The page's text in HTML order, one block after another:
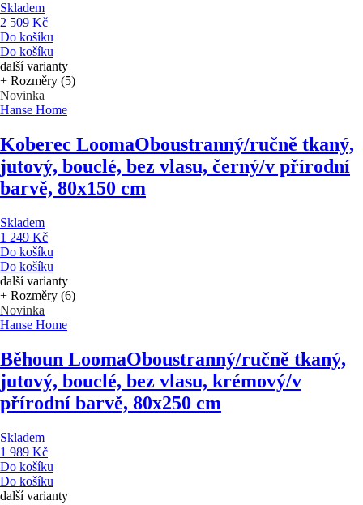
Skladem
2 509 Kč
Do košíku
Do košíku
další varianty
+ Rozměry (5)
Novinka
Hanse Home
Koberec LoomaOboustranný/ručně tkaný,
jutový, bouclé, bez vlasu, černý/v přírodní
barvě, 80x150 cm
Skladem
1 249 Kč
Do košíku
Do košíku
další varianty
+ Rozměry (6)
Novinka
Hanse Home
Běhoun LoomaOboustranný/ručně tkaný,
jutový, bouclé, bez vlasu, krémový/v
přírodní barvě, 80x250 cm
Skladem
1 989 Kč
Do košíku
Do košíku
další varianty